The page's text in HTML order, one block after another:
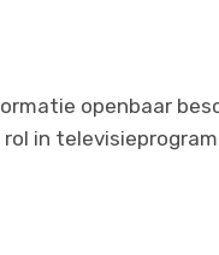
openbaar
in